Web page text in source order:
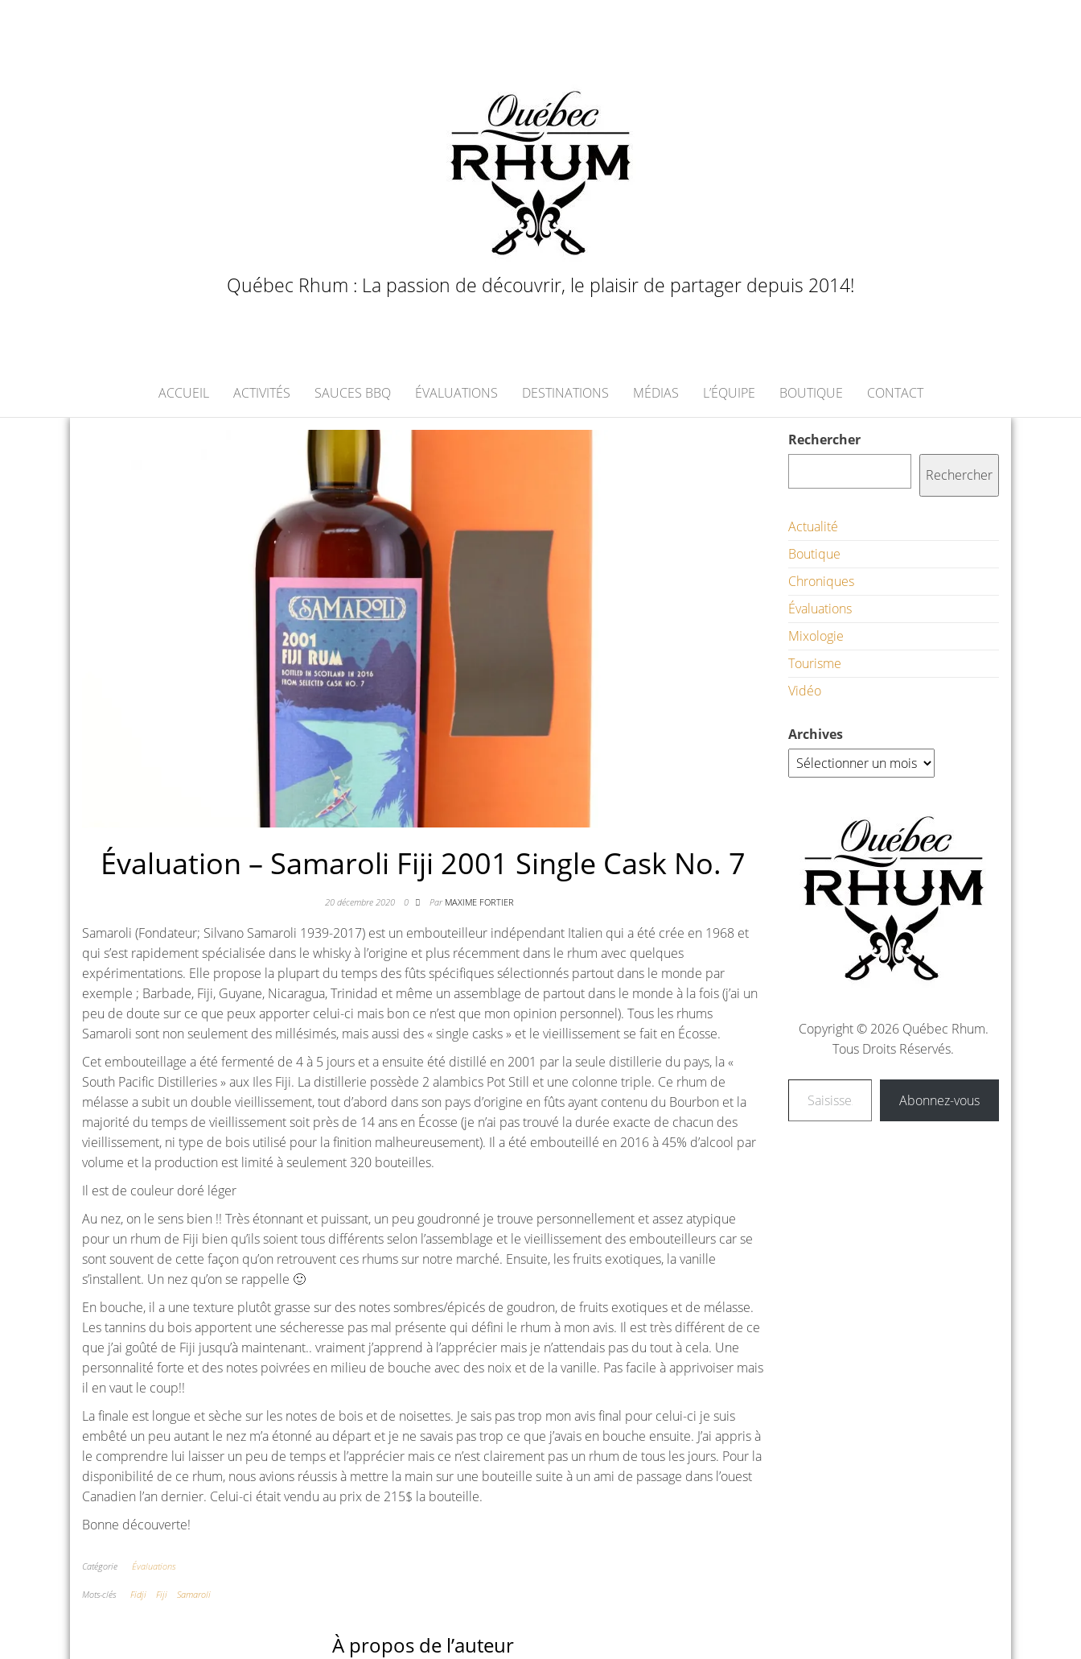
Québec Rhum : La passion de découvrir, le plaisir de partager depuis 2014!
ACCUEIL ACTIVITÉS SAUCES BBQ ÉVALUATIONS DESTINATIONS MÉDIAS L’ÉQUIPE BOUTIQUE CONTACT
Évaluation – Samaroli Fiji 2001 Single Cask No. 7
20 décembre 2020 0 Par MAXIME FORTIER
Samaroli (Fondateur; Silvano Samaroli 1939-2017) est un embouteilleur indépendant Italien qui a été crée en 1968 et
qui s’est rapidement spécialisée dans le whisky à l’origine et plus récemment dans le rhum avec quelques
expérimentations. Elle propose la plupart du temps des fûts spécifiques sélectionnés partout dans le monde par
exemple ; Barbade, Fiji, Guyane, Nicaragua, Trinidad et même un assemblage de partout dans le monde à la fois (j’ai un
peu de doute sur ce que peux apporter celui-ci mais bon ce n’est que mon opinion personnel). Tous les rhums
Samaroli sont non seulement des millésimés, mais aussi des « single casks » et le vieillissement se fait en Écosse.
Cet embouteillage a été fermenté de 4 à 5 jours et a ensuite été distillé en 2001 par la seule distillerie du pays, la «
South Pacific Distilleries » aux Iles Fiji. La distillerie possède 2 alambics Pot Still et une colonne triple. Ce rhum de
mélasse a subit un double vieillissement, tout d’abord dans son pays d’origine en fûts ayant contenu du Bourbon et la
majorité du temps de vieillissement soit près de 14 ans en Écosse (je n’ai pas trouvé la durée exacte de chacun des
vieillissement, ni type de bois utilisé pour la finition malheureusement). Il a été embouteillé en 2016 à 45% d’alcool par
volume et la production est limité à seulement 320 bouteilles.
Il est de couleur doré léger
Au nez, on le sens bien !! Très étonnant et puissant, un peu goudronné je trouve personnellement et assez atypique
pour un rhum de Fiji bien qu’ils soient tous différents selon l’assemblage et le vieillissement des embouteilleurs car se
sont souvent de cette façon qu’on retrouvent ces rhums sur notre marché. Ensuite, les fruits exotiques, la vanille
s’installent. Un nez qu’on se rappelle 🙂
En bouche, il a une texture plutôt grasse sur des notes sombres/épicés de goudron, de fruits exotiques et de mélasse.
Les tannins du bois apportent une sécheresse pas mal présente qui défini le rhum à mon avis. Il est très différent de ce
que j’ai goûté de Fiji jusqu’à maintenant.. vraiment j’apprend à l’apprécier mais je n’attendais pas du tout à cela. Une
personnalité forte et des notes poivrées en milieu de bouche avec des noix et de la vanille. Pas facile à apprivoiser mais
il en vaut le coup!!
La finale est longue et sèche sur les notes de bois et de noisettes. Je sais pas trop mon avis final pour celui-ci je suis
embêté un peu autant le nez m’a étonné au départ et je ne savais pas trop ce que j’avais en bouche ensuite. J’ai appris à
le comprendre lui laisser un peu de temps et l’apprécier mais ce n’est clairement pas un rhum de tous les jours. Pour la
disponibilité de ce rhum, nous avions réussis à mettre la main sur une bouteille suite à un ami de passage dans l’ouest
Canadien l’an dernier. Celui-ci était vendu au prix de 215$ la bouteille.
Bonne découverte!
Catégorie Évaluations
Mots-clés Fidji Fiji Samaroli
À propos de l’auteur
Rechercher
Rechercher
Actualité
Boutique
Chroniques
Évaluations
Mixologie
Tourisme
Vidéo
Archives
Copyright © 2026 Québec Rhum.
Tous Droits Réservés.
Abonnez-vous